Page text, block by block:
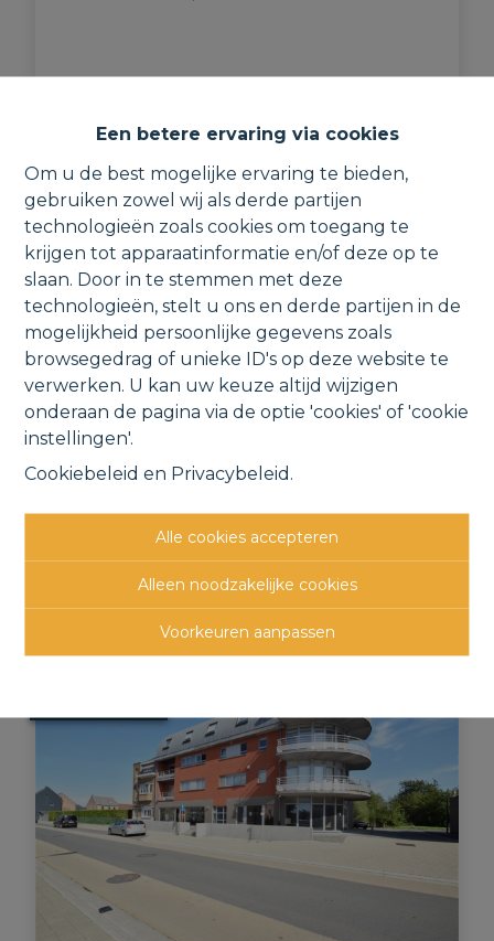
Een betere ervaring via cookies
Om u de best mogelijke ervaring te bieden,
gebruiken zowel wij als derde partijen
technologieën zoals cookies om toegang te
krijgen tot apparaatinformatie en/of deze op te
slaan. Door in te stemmen met deze
technologieën, stelt u ons en derde partijen in de
mogelijkheid persoonlijke gegevens zoals
browsegedrag of unieke ID's op deze website te
verwerken. U kan uw keuze altijd wijzigen
onderaan de pagina via de optie 'cookies' of 'cookie
instellingen'.
Cookiebeleid en Privacybeleid .
Alle cookies accepteren
Alleen noodzakelijke cookies
Voorkeuren aanpassen
VERHUURD
berging in recente residentie.
Klein Holland 7, 1840 Londerzeel